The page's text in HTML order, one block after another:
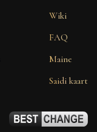
Wiki
FAQ
Maine
Saidi kaart